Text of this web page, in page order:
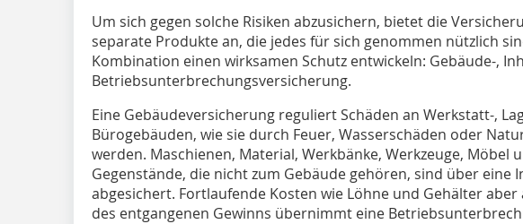
Um sich gegen solche Risiken abzusichern, bietet die
separate Produkte an, die jedes für sich genommen nützlich
Kombination einen wirksamen Schutz entwickeln: Gebäude-,
Betriebsunterbrechungsversicherung.
Eine Gebäudeversicherung reguliert Schäden an Werkstatt-,
Bürogebäuden, wie sie durch Feuer, Wasserschäden oder
werden. Maschienen, Material, Werkbänke, Werkzeuge, Möbel
Gegenstände, die nicht zum Gebäude gehören, sind über eine
abgesichert. Fortlaufende Kosten wie Löhne und Gehälter aber
des entgangenen Gewinns übernimmt eine